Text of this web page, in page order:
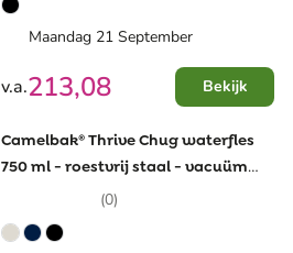
Maandag 21 September
v.a.213,08 Bekijk
Camelbak® Thrive Chug waterfles
750 ml - roestvrij staal - vacuüm
geïsoleerd - tuitdop
(0)